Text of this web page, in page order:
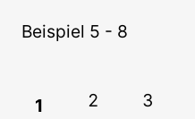
Beispiel 5 - 8
1 2 3